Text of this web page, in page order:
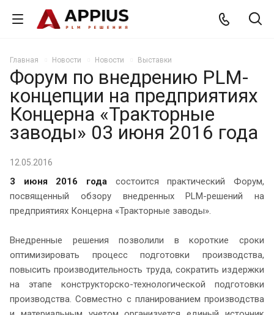
Главная Новости Новости Выставки
Форум по внедрению PLM-
концепции на предприятиях
Концерна «Тракторные
заводы» 03 июня 2016 года
12.05.2016
3 июня 2016 года состоится практический Форум,
посвященный обзору внедренных PLM-решений на
предприятиях Концерна «Тракторные заводы».
Внедренные решения позволили в короткие сроки
оптимизировать процесс подготовки производства,
повысить производительность труда, сократить издержки
на этапе конструкторско-технологической подготовки
производства. Совместно с планированием производства